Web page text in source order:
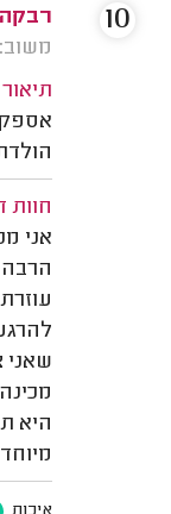
רבקה
משוב: 27/12/2024
חוות
אני
הרבה
שאני
היא
10